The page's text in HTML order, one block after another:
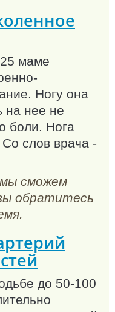
маме
Ногу она
на нее не
боли. Нога
слов врача -
мы сможем
обратитесь
до 50-100